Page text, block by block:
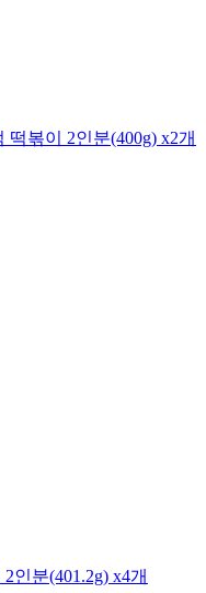
떡볶이 2인분(400g) x2개
인분(401.2g) x4개